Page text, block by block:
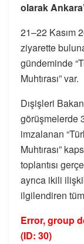
olarak
21–22 Kasım
ziyarette
gündeminde
Muhtırası” var.
Dışişleri
görüşmelerde
imzalanan
Muhtırası”
toplantısı
ayrıca ikili
ilgilendiren
Error, group
(ID: 30)